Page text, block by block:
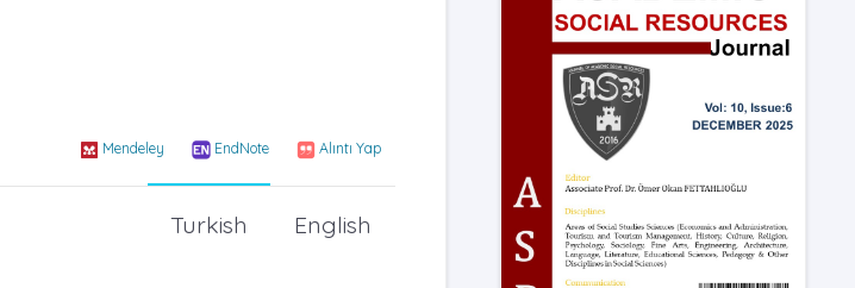
Mendeley EndNote Alıntı Yap
English
Turkish